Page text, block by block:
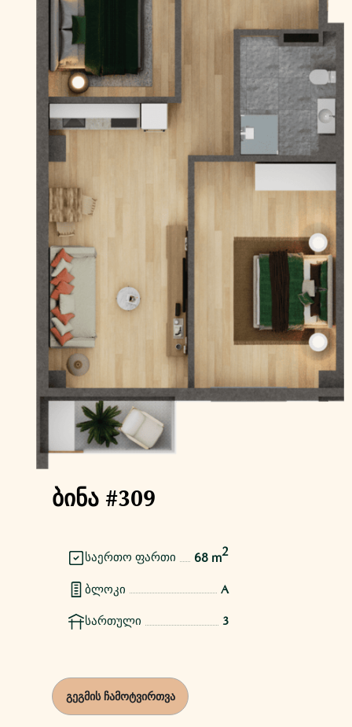
ბინა #309
საერთო ფართი 68 m2
ბლოკი A
სართული 3
გეგმის ჩამოტვირთვა